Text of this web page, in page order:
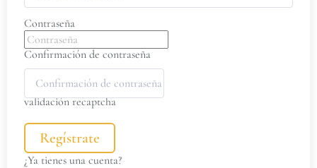
Contraseña
Confirmación de contraseña
validación recaptcha
Regístrate
¿Ya tienes una cuenta?